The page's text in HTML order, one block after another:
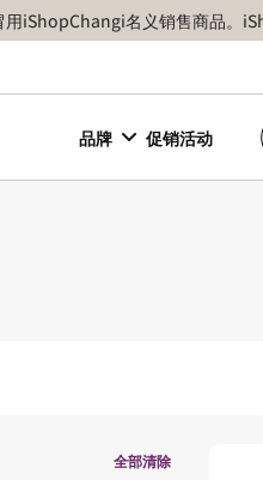
iShopChangi名义销售商品。
品牌 促销活动
全部清除